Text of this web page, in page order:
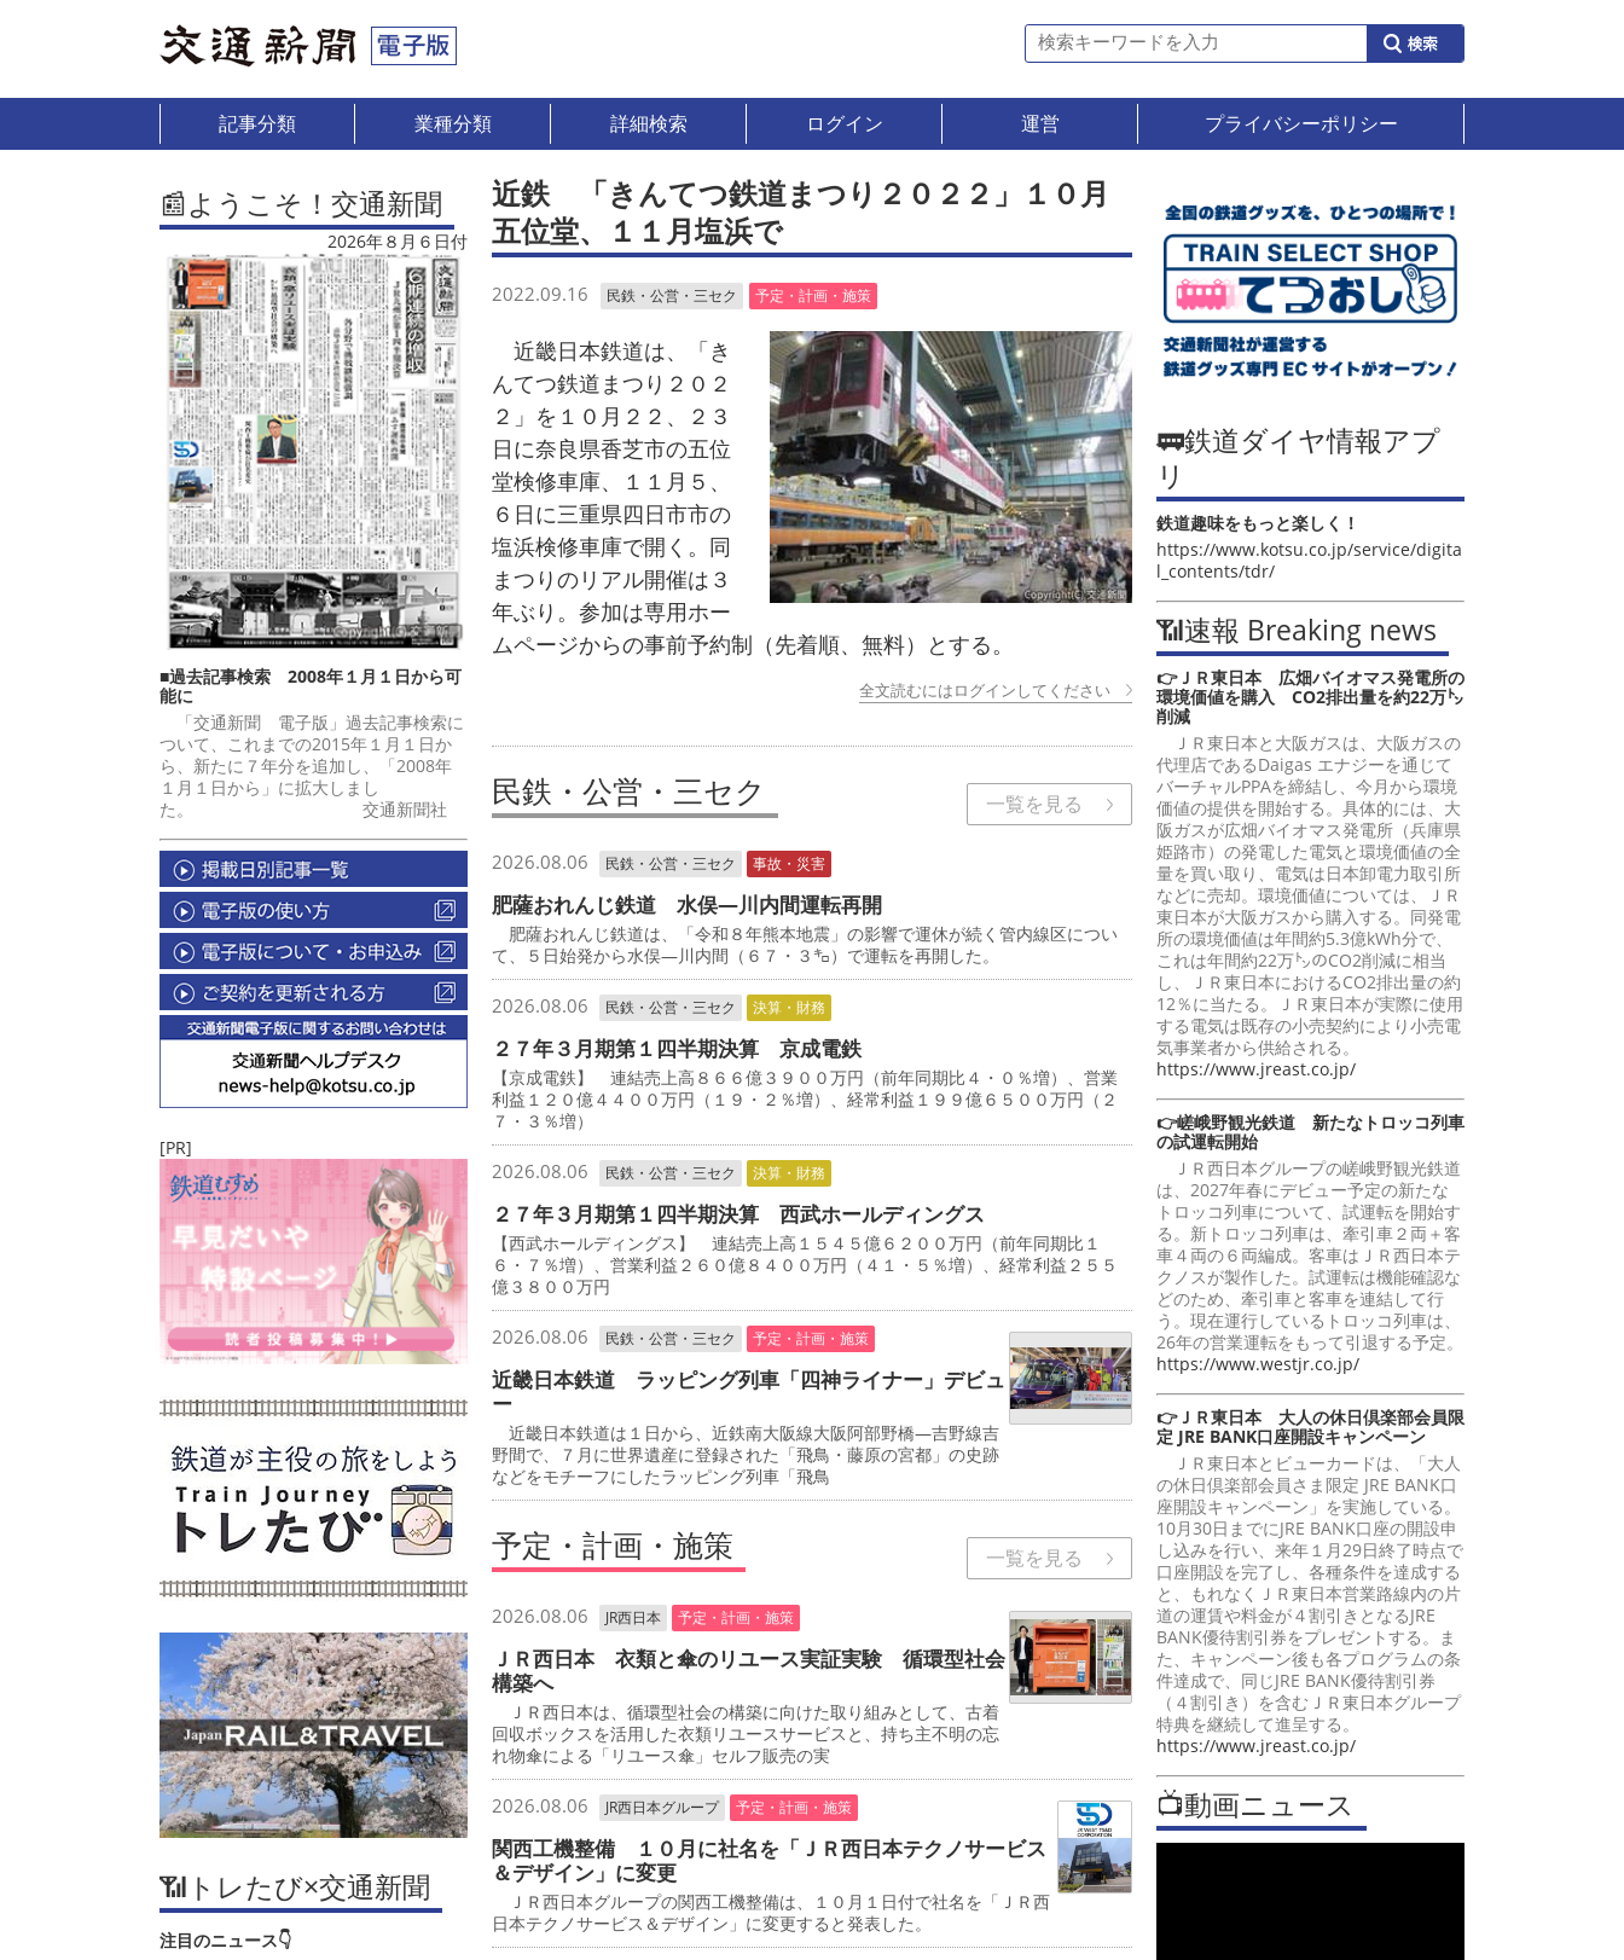
記事分類 業種分類 詳細検索 ログイン 運営 プライバシーポリシー
📰ようこそ！交通新聞
2026年８月６日付
■過去記事検索 2008年１月１日から可
能に
「交通新聞 電子版」過去記事検索に
ついて、これまでの2015年１月１日か
ら、新たに７年分を追加し、「2008年
１月１日から」に拡大しまし
た。 交通新聞社
[PR]
📶トレたび×交通新聞
注目のニュース👇
近鉄 「きんてつ鉄道まつり２０２２」１０月
五位堂、１１月塩浜で
2022.09.16 民鉄・公営・三セク 予定・計画・施策
近畿日本鉄道は、「き
んてつ鉄道まつり２０２
２」を１０月２２、２３
日に奈良県香芝市の五位
堂検修車庫、１１月５、
６日に三重県四日市市の
塩浜検修車庫で開く。同
まつりのリアル開催は３
年ぶり。参加は専用ホー
ムページからの事前予約制（先着順、無料）とする。
全文読むにはログインしてください
民鉄・公営・三セク 一覧を見る
2026.08.06 民鉄・公営・三セク 事故・災害
肥薩おれんじ鉄道 水俣―川内間運転再開
肥薩おれんじ鉄道は、「令和８年熊本地震」の影響で運休が続く管内線区につい
て、５日始発から水俣―川内間（６７・３㌔）で運転を再開した。
2026.08.06 民鉄・公営・三セク 決算・財務
２７年３月期第１四半期決算 京成電鉄
【京成電鉄】 連結売上高８６６億３９００万円（前年同期比４・０％増）、営業
利益１２０億４４００万円（１９・２％増）、経常利益１９９億６５００万円（２
７・３％増）
2026.08.06 民鉄・公営・三セク 決算・財務
２７年３月期第１四半期決算 西武ホールディングス
【西武ホールディングス】 連結売上高１５４５億６２００万円（前年同期比１
６・７％増）、営業利益２６０億８４００万円（４１・５％増）、経常利益２５５
億３８００万円
2026.08.06 民鉄・公営・三セク 予定・計画・施策
近畿日本鉄道 ラッピング列車「四神ライナー」デビュ
ー
近畿日本鉄道は１日から、近鉄南大阪線大阪阿部野橋―吉野線吉
野間で、７月に世界遺産に登録された「飛鳥・藤原の宮都」の史跡
などをモチーフにしたラッピング列車「飛鳥
予定・計画・施策 一覧を見る
2026.08.06 JR西日本 予定・計画・施策
ＪＲ西日本 衣類と傘のリユース実証実験 循環型社会
構築へ
ＪＲ西日本は、循環型社会の構築に向けた取り組みとして、古着
回収ボックスを活用した衣類リユースサービスと、持ち主不明の忘
れ物傘による「リユース傘」セルフ販売の実
2026.08.06 JR西日本グループ 予定・計画・施策
関西工機整備 １０月に社名を「ＪＲ西日本テクノサービス
＆デザイン」に変更
ＪＲ西日本グループの関西工機整備は、１０月１日付で社名を「ＪＲ西
日本テクノサービス＆デザイン」に変更すると発表した。
🚃鉄道ダイヤ情報アプ
リ
鉄道趣味をもっと楽しく！
https://www.kotsu.co.jp/service/digita
l_contents/tdr/
📶速報 Breaking news
👉ＪＲ東日本 広畑バイオマス発電所の
環境価値を購入 CO2排出量を約22万㌧
削減
ＪＲ東日本と大阪ガスは、大阪ガスの
代理店であるDaigas エナジーを通じて
バーチャルPPAを締結し、今月から環境
価値の提供を開始する。具体的には、大
阪ガスが広畑バイオマス発電所（兵庫県
姫路市）の発電した電気と環境価値の全
量を買い取り、電気は日本卸電力取引所
などに売却。環境価値については、ＪＲ
東日本が大阪ガスから購入する。同発電
所の環境価値は年間約5.3億kWh分で、
これは年間約22万㌧のCO2削減に相当
し、ＪＲ東日本におけるCO2排出量の約
12％に当たる。ＪＲ東日本が実際に使用
する電気は既存の小売契約により小売電
気事業者から供給される。
https://www.jreast.co.jp/
👉嵯峨野観光鉄道 新たなトロッコ列車
の試運転開始
ＪＲ西日本グループの嵯峨野観光鉄道
は、2027年春にデビュー予定の新たな
トロッコ列車について、試運転を開始す
る。新トロッコ列車は、牽引車２両＋客
車４両の６両編成。客車はＪＲ西日本テ
クノスが製作した。試運転は機能確認な
どのため、牽引車と客車を連結して行
う。現在運行しているトロッコ列車は、
26年の営業運転をもって引退する予定。
https://www.westjr.co.jp/
👉ＪＲ東日本 大人の休日倶楽部会員限
定 JRE BANK口座開設キャンペーン
ＪＲ東日本とビューカードは、「大人
の休日倶楽部会員さま限定 JRE BANK口
座開設キャンペーン」を実施している。
10月30日までにJRE BANK口座の開設申
し込みを行い、来年１月29日終了時点で
口座開設を完了し、各種条件を達成する
と、もれなくＪＲ東日本営業路線内の片
道の運賃や料金が４割引きとなるJRE
BANK優待割引券をプレゼントする。ま
た、キャンペーン後も各プログラムの条
件達成で、同じJRE BANK優待割引券
（４割引き）を含むＪＲ東日本グループ
特典を継続して進呈する。
https://www.jreast.co.jp/
📺動画ニュース